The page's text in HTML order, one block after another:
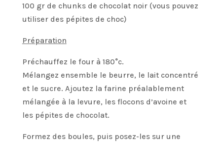
100 gr de chunks de chocolat noir (vous pouvez
utiliser des pépites de choc)
Préparation
Préchauffez le four à 180°c.
Mélangez ensemble le beurre, le lait concentré
et le sucre. Ajoutez la farine préalablement
mélangée à la levure, les flocons d’avoine et
les pépites de chocolat.
Formez des boules, puis posez-les sur une